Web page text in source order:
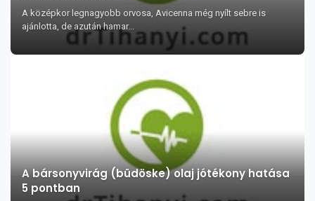
A középkor legnagyobb orvosa, Avicenna még nyílt sebre is
ajánlotta, de azután hamar...
A bársonyvirág (büdöske) olaj jótékony hatása
5 pontban